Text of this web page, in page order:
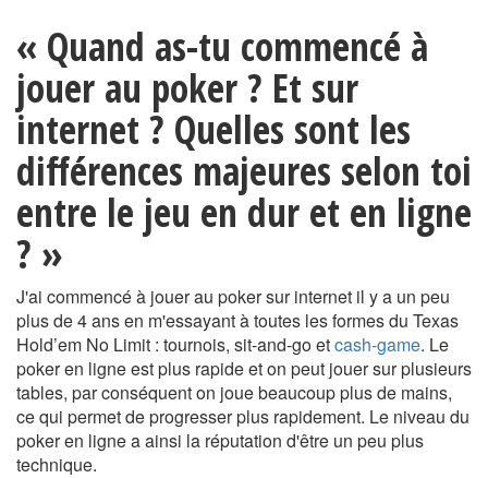
« Quand as-tu commencé à
jouer au poker ? Et sur
internet ? Quelles sont les
différences majeures selon toi
entre le jeu en dur et en ligne
? »
J'ai commencé à jouer au poker sur internet il y a un peu
plus de 4 ans en m'essayant à toutes les formes du Texas
Hold’em No Limit : tournois, sit-and-go etcash-game. Le
poker en ligne est plus rapide et on peut jouer sur plusieurs
tables, par conséquent on joue beaucoup plus de mains,
ce qui permet de progresser plus rapidement. Le niveau du
poker en ligne a ainsi la réputation d'être un peu plus
technique.